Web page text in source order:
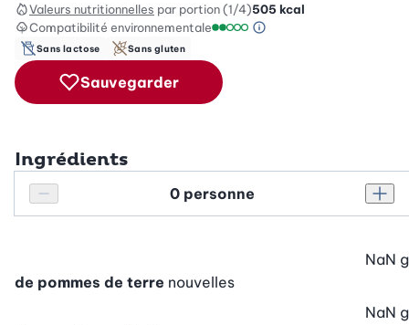
Valeurs nutritionnelles par portion (1/4)505 kcal
Compatibilité environnementale
Information sur
Sans lactose Sans gluten
Sauvegarder
Ingrédients
Réduire le nombre de personnes
Personnes
de pommes de terre nouvelles
NaN g
NaN g